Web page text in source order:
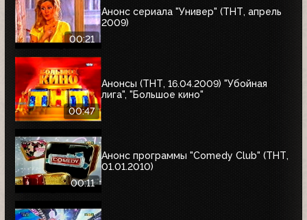
00:21
Анонс сериала "Универ" (ТНТ, апрель
2009)
00:47
Анонсы (ТНТ, 16.04.2009) "Убойная
лига", "Большое кино"
00:11
Анонс программы "Comedy Club" (ТНТ,
01.01.2010)